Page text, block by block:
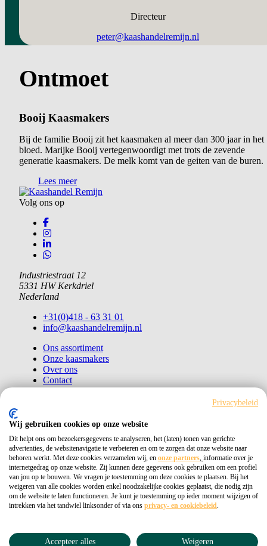
Privacybeleid
Wij gebruiken cookies op onze website
Dit helpt ons om bezoekersgegevens te analyseren, het (laten) tonen van gerichte
advertenties, de websitenavigatie te verbeteren en om te zorgen dat onze website naar
behoren werkt. Met deze cookies verzamelen wij, en onze partners, informatie over je
internetgedrag op onze website. Zij kunnen deze gegevens ook gebruiken om een profiel
van jou op te bouwen. We vragen je toestemming om deze cookies te plaatsen. Bij het
weigeren van alle cookies worden enkel noodzakelijke cookies geplaatst, die nodig zijn
om de website te laten functioneren. Je kunt je toestemming op ieder moment wijzigen of
intrekken via het tandwiel linksonder of via ons privacy- en cookiebeleid.
Accepteer alles Weigeren
Directeur
peter@kaashandelremijn.nl
Ontmoet
Booij Kaasmakers
Bij de familie Booij zit het kaasmaken al meer dan 300 jaar in het
bloed. Marijke Booij vertegenwoordigt met trots de zevende
generatie kaasmakers. De melk komt van de geiten van de buren.
Lees meer
Volg ons op
Industriestraat 12
5331 HW Kerkdriel
Nederland
+31(0)418 - 63 31 01
info@kaashandelremijn.nl
Ons assortiment
Onze kaasmakers
Over ons
Contact
Copyright © 2026 Kaashandel Remijn
Kvk 11026405
Privacybeleid